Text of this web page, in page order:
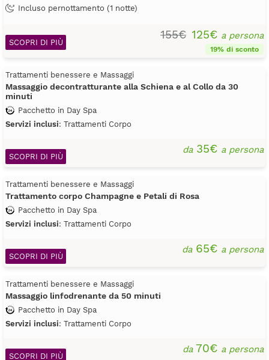
Incluso pernottamento (1 notte)
155€ 125€ a persona
19% di sconto
SCOPRI DI PIÙ
Trattamenti benessere e Massaggi
Massaggio decontratturante alla Schiena e al Collo da 30
minuti
Pacchetto in Day Spa
Servizi inclusi: Trattamenti Corpo
da35€ a persona
SCOPRI DI PIÙ
Trattamenti benessere e Massaggi
Trattamento corpo Champagne e Petali di Rosa
Pacchetto in Day Spa
Servizi inclusi: Trattamenti Corpo
da65€ a persona
SCOPRI DI PIÙ
Trattamenti benessere e Massaggi
Massaggio linfodrenante da 50 minuti
Pacchetto in Day Spa
Servizi inclusi: Trattamenti Corpo
da70€ a persona
SCOPRI DI PIÙ